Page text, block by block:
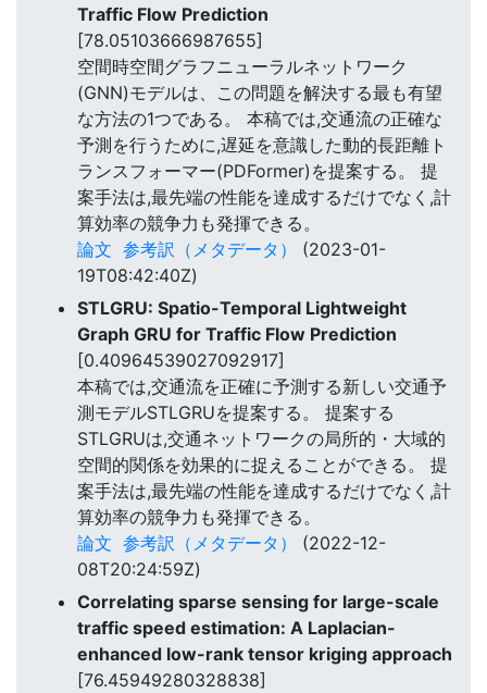
Traffic Flow Prediction
[78.05103666987655]
空間時空間グラフニューラルネットワーク
(GNN)モデルは、この問題を解決する最も有望
な方法の1つである。 本稿では,交通流の正確な
予測を行うために,遅延を意識した動的長距離ト
ランスフォーマー(PDFormer)を提案する。 提
案手法は,最先端の性能を達成するだけでなく,計
算効率の競争力も発揮できる。
論文 参考訳（メタデータ）
(2023-01-
19T08:42:40Z)
STLGRU: Spatio-Temporal Lightweight
Graph GRU for Traffic Flow Prediction
[0.40964539027092917]
本稿では,交通流を正確に予測する新しい交通予
測モデルSTLGRUを提案する。 提案する
STLGRUは,交通ネットワークの局所的・大域的
空間的関係を効果的に捉えることができる。 提
案手法は,最先端の性能を達成するだけでなく,計
算効率の競争力も発揮できる。
論文 参考訳（メタデータ）
(2022-12-
08T20:24:59Z)
Correlating sparse sensing for large-scale
traffic speed estimation: A Laplacian-
enhanced low-rank tensor kriging approach
[76.45949280328838]